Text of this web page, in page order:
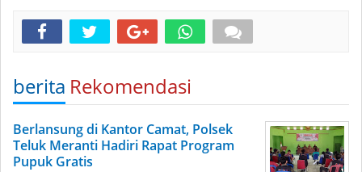
berita Rekomendasi
Berlansung di Kantor Camat, Polsek
Teluk Meranti Hadiri Rapat Program
Pupuk Gratis